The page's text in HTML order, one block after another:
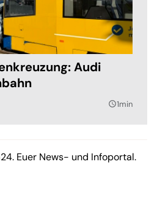
Audi
query_builder1min
Euer News- und Infoportal.